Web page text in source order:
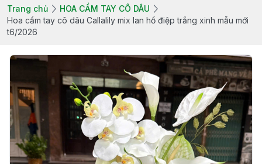
Trang chủ
HOA CẦM TAY CÔ DÂU
Hoa cầm tay cô dâu Callalily mix lan hồ điệp trắng xinh mẫu mới
t6/2026